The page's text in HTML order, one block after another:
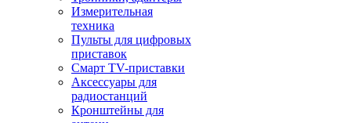
Измерительная
техника
Пульты для цифровых
приставок
Смарт ТV-приставки
Аксессуары для
радиостанций
Кронштейны для